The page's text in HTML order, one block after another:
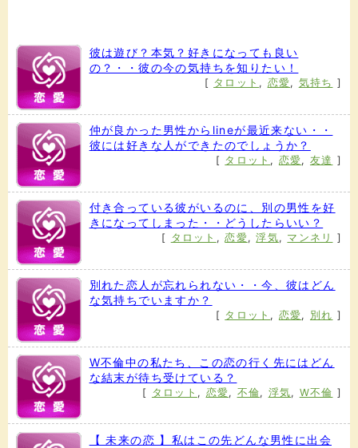
彼は遊び？本気？好きになっても良い
の？・・彼の今の気持ちを知りたい！
[ タロット , 恋愛, 気持ち ]
仲が良かった男性からlineが最近来ない・・
彼には好きな人ができたのでしょうか？
[ タロット , 恋愛, 友達 ]
付き合っている彼がいるのに、別の男性を好
きになってしまった・・どうしたらいい？
[ タロット ,恋愛,浮気, マンネリ ]
別れた恋人が忘れられない・・今、彼はどん
な気持ちでいますか？
[ タロット , 恋愛, 別れ ]
W不倫中の私たち、この恋の行く先にはどん
な結末が待ち受けている？
[ タロット , 恋愛, 不倫, 浮気, W不倫 ]
【 未来の恋 】私はこの先どんな男性に出会